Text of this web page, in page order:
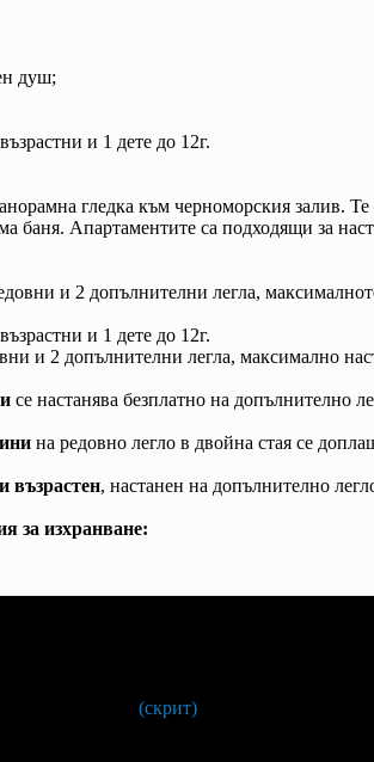
душ;
и 1 дете до 12г.
гледка към черноморския залив.
баня. Апартаментите са подходящи за
и 2 допълнителни легла,
и 1 дете до 12г.
и 2 допълнителни легла, максимално
се настанява безплатно на допълнително
на редовно легло в двойна стая се
възрастен, настанен на допълнително
за изхранване:
(скрит)